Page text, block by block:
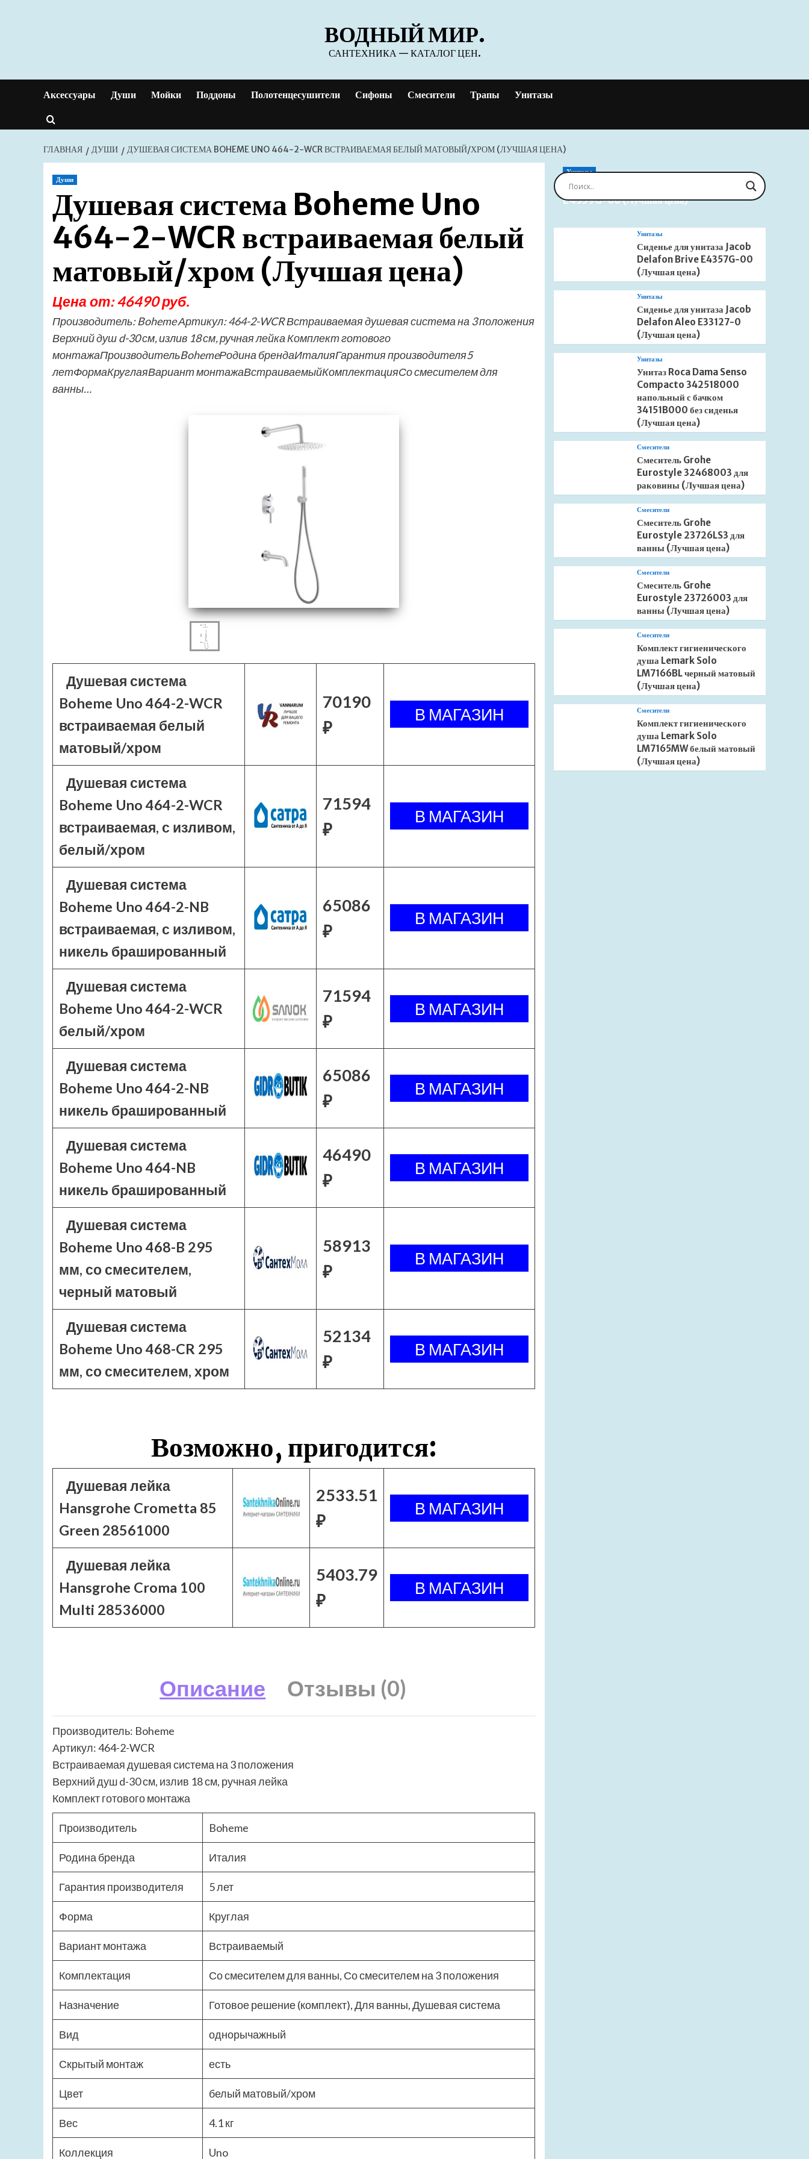
ВОДНЫЙ МИР.
САНТЕХНИКА — КАТАЛОГ ЦЕН.
Аксессуары Души Мойки Поддоны Полотенцесушители Сифоны Смесители Трапы Унитазы
ГЛАВНАЯ ДУШИ ДУШЕВАЯ СИСТЕМА BOHEME UNO 464-2-WCR ВСТРАИВАЕМАЯ БЕЛЫЙ МАТОВЫЙ/ХРОМ (ЛУЧШАЯ ЦЕНА)
Души
Душевая система Boheme Uno
464-2-WCR встраиваемая белый
матовый/хром (Лучшая цена)
Цена от: 46490 руб.
Производитель: Boheme Артикул: 464-2-WCR Встраиваемая душевая система на 3 положения
Верхний душ d-30 см, излив 18 см, ручная лейка Комплект готового
монтажаПроизводительBohemeРодина брендаИталияГарантия производителя5
летФормаКруглаяВариант монтажаВстраиваемыйКомплектацияСо смесителем для
ванны…
Душевая система
Boheme Uno 464-2-WCR
встраиваемая белый
матовый/хром
70190
₽
Душевая система
Boheme Uno 464-2-WCR
встраиваемая, с изливом,
белый/хром
71594
₽
Душевая система
Boheme Uno 464-2-NB
встраиваемая, с изливом,
никель брашированный
65086
₽
Душевая система
Boheme Uno 464-2-WCR
белый/хром
71594
₽
Душевая система
Boheme Uno 464-2-NB
никель брашированный
65086
₽
Душевая система
Boheme Uno 464-NB
никель брашированный
46490
₽
Душевая система
Boheme Uno 468-B 295
мм, со смесителем,
черный матовый
58913
₽
Душевая система
Boheme Uno 468-CR 295
мм, со смесителем, хром
52134
₽
Возможно, пригодится:
Душевая лейка
Hansgrohe Crometta 85
Green 28561000
2533.51
₽
Душевая лейка
Hansgrohe Croma 100
Multi 28536000
5403.79
₽
Описание Отзывы (0)
Производитель: Boheme
Артикул: 464-2-WCR
Встраиваемая душевая система на 3 положения
Верхний душ d-30 см, излив 18 см, ручная лейка
Комплект готового монтажа
Производитель Boheme
Родина бренда Италия
Гарантия производителя 5 лет
Форма Круглая
Вариант монтажа Встраиваемый
Комплектация Со смесителем для ванны, Со смесителем на 3 положения
Назначение Готовое решение (комплект), Для ванны, Душевая система
Вид однорычажный
Скрытый монтаж есть
Цвет белый матовый/хром
Вес 4.1 кг
Коллекция Uno
Унитазы
Сиденье для унитаза Jacob Delafon Brive
E4359G-00 (Лучшая цена)
Унитазы
Сиденье для унитаза Jacob
Delafon Brive E4357G-00
(Лучшая цена)
Унитазы
Сиденье для унитаза Jacob
Delafon Aleo E33127-0
(Лучшая цена)
Унитазы
Унитаз Roca Dama Senso
Compacto 342518000
напольный с бачком
34151B000 без сиденья
(Лучшая цена)
Смесители
Смеситель Grohe
Eurostyle 32468003 для
раковины (Лучшая цена)
Смесители
Смеситель Grohe
Eurostyle 23726LS3 для
ванны (Лучшая цена)
Смесители
Смеситель Grohe
Eurostyle 23726003 для
ванны (Лучшая цена)
Смесители
Комплект гигиенического
душа Lemark Solo
LM7166BL черный матовый
(Лучшая цена)
Смесители
Комплект гигиенического
душа Lemark Solo
LM7165MW белый матовый
(Лучшая цена)